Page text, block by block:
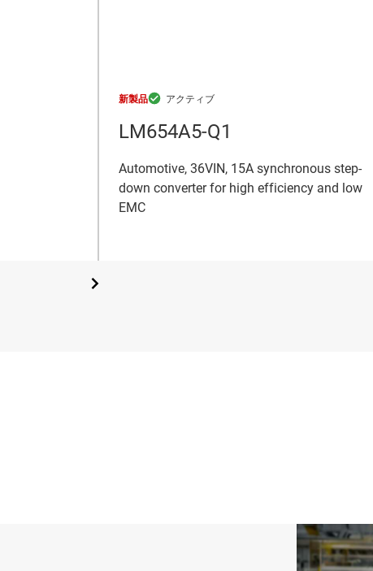
新製品
LM654A5-Q1
Automotive, 36VIN, 15A synchronous step-
down converter for high efficiency and low
EMC